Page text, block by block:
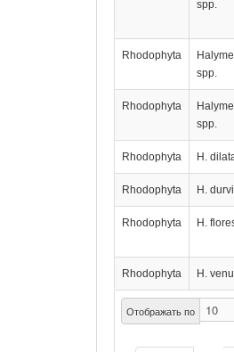
Отображать по
spp.
Rhodophyta
spp.
Rhodophyta
spp.
Rhodophyta H.
Rhodophyta H.
Rhodophyta H.
Rhodophyta H.